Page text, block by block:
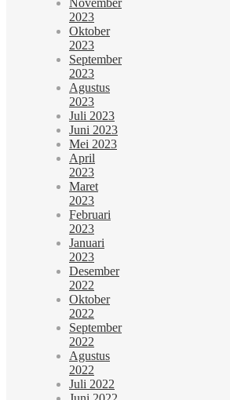
2023
Oktober
2023
September
2023
Agustus
2023
Juli 2023
Juni 2023
Mei 2023
April
2023
Maret
2023
Februari
2023
Januari
2023
Desember
2022
Oktober
2022
September
2022
Agustus
2022
Juli 2022